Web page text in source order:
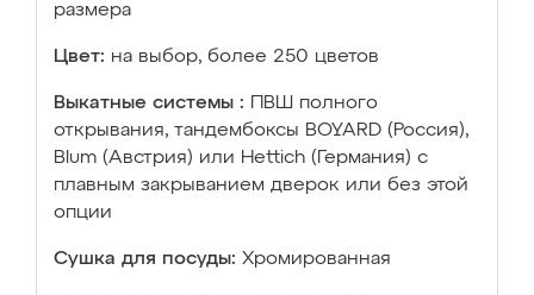
размера
Цвет: на выбор, более 250 цветов
Выкатные системы :
ПВШ полного
открывания, тандембоксы BOYARD (Россия),
Blum (Австрия) или Hettich (Германия) с
плавным закрыванием дверок или без этой
опции
Сушка для посуды: Хромированная